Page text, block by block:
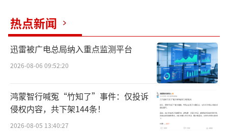
如此活力四射的场面，引得一众媒体惊
呼：“火爆程度超过当年的周杰伦，老年人的
购买力实在不可小觑。”
据悉，刀郎巡回演唱会要在北京连办数
场。饶是如此，预售门票上线不过数秒仍旧被
一抢而空，原价880元的看台票愣是被黄牛炒至
上万元。
热点新闻
迅雷被广电总局纳入重点监测平台
2026-08-06 09:52:20
鸿蒙智行喊冤“竹知了”事件：仅投诉
侵权内容，共下架144条！
2026-08-05 13:40:27